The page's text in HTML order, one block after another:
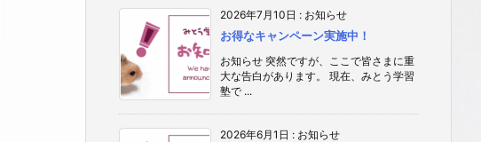
2026年7月10日 : お知らせ
お得なキャンペーン実施中！
お知らせ 突然ですが、ここで皆さまに重
大な告白があります。 現在、みとう学習
塾で ...
2026年6月1日 : お知らせ